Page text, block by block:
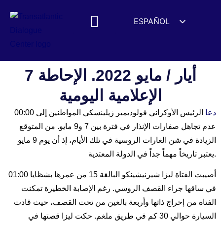
ESPAÑOL
FRANÇAIS
УКРАЇНСЬКА
简体中文
हिन्दी
العربية
ITALIANO
7 أيار / مايو 2022. الإحاطة
الإعلامية اليومية
00:00 دعا الرئيس الأوكراني فولوديمير زيلينسكي المواطنين إلى
عدم تجاهل صفارات الإنذار في فترة بين 7 و9 مايو. من المتوقع
الزيادة في شن الغارات الروسية في تلك الأيام، إذ أن يوم 9 مايو
يعتبر تاريخاً مهماً جداً في الدولة المعتدية.
01:00 أصيبت الفتاة ليزا شيرنيشينكو البالغة 15 من عمرها بشظايا
في ساقها جراء القصف الروسي. رغم الإصابة الخطيرة تمكنت
الفتاة من إخراج ذاتها وأربعة بالغين من تحت القصف، حيث قادت
السيارة حوالي 30 كم في طريق ملغم. حكت ليزا قصتها في